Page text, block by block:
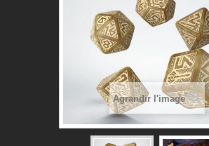
Agrandir l'image